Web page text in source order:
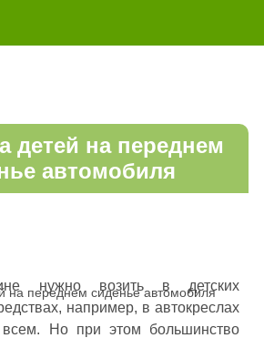
на переднем сиденье автомобиля
детей на переднем
автомобиля
нужно возить в детских
например, в автокреслах
Но при этом большинство